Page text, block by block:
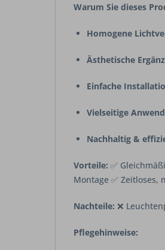
Warum Sie dieses
Homogene
Ästhetische
Einfache
Vielseitige
Nachhaltig &
Vorteile: ✅
Montage ✅
Nachteile: ❌
Pflegehinweise: